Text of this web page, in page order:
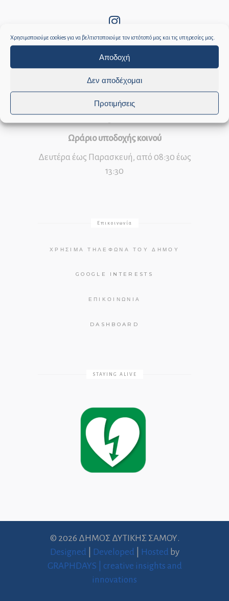
Χρησιμοποιούμε cookies για να βελτιστοποιούμε τον ιστότοπό μας και τις υπηρεσίες μας.
Αποδοχή
Δεν αποδέχομαι
Προτιμήσεις
INSTAGRAM
Ωράριο λειτουργίας υπηρεσιών
Δευτέρα έως Παρασκευή, από 07:00 έως
Ωράριο υποδοχής κοινού
Δευτέρα έως Παρασκευή, από 08:30 έως
13:30
Επικοινωνία
ΧΡΉΣΙΜΑ ΤΗΛΈΦΩΝΑ ΤΟΥ ΔΉΜΟΥ
GOOGLE INTERESTS
ΕΠΙΚΟΙΝΩΝΊΑ
DASHBOARD
STAYING ALIVE
© 2026 ΔΗΜΟΣ ΔΥΤΙΚΗΣ ΣΑΜΟΥ.
Designed
Developed Hosted by
GRAPHDAYS | creative insights and
innovations